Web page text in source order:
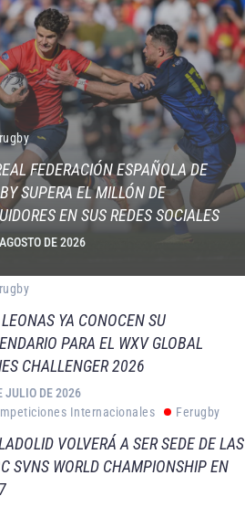
FEDERACIÓN ESPAÑOLA DE
SUPERA EL MILLÓN DE
EN SUS REDES SOCIALES
DE 2026
YA CONOCEN SU
PARA EL WXV GLOBAL
CHALLENGER 2026
JULIO DE 2026
Internacionales
Ferugby
VOLVERÁ A SER SEDE DE LAS
SVNS WORLD CHAMPIONSHIP EN